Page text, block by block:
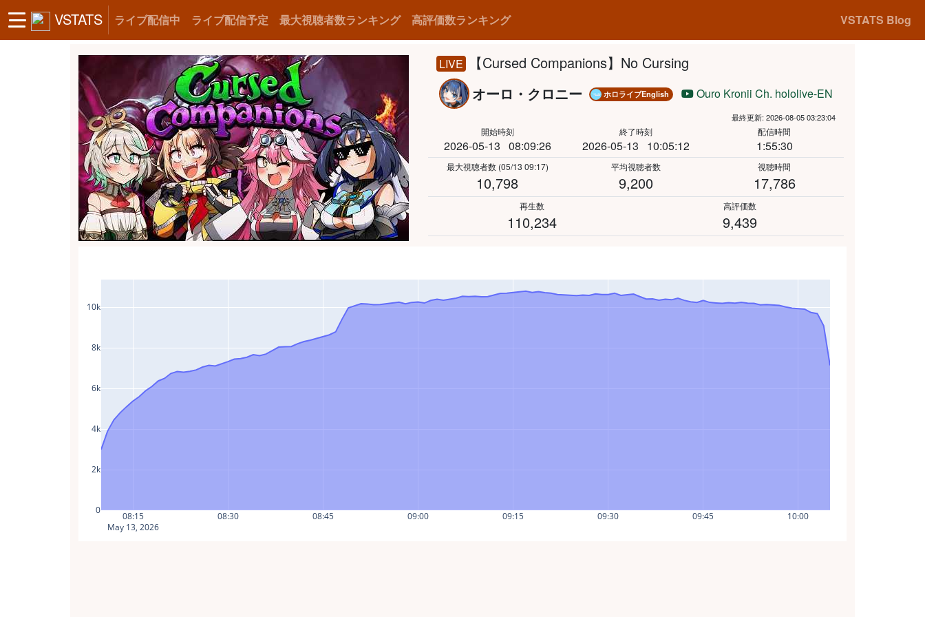
VSTATS ライブ配信中 ライブ配信予定 最大視聴者数ランキング 高評価数ランキング VSTATS Blog
LIVE
【Cursed Companions】No Cursing
オーロ・クロニー
ホロライブEnglish Ouro Kronii Ch. hololive-EN
最終更新: 2026-08-05 03:23:04
開始時刻
2026-05-13 08:09:26
終了時刻
2026-05-13 10:05:12
配信時間
1:55:30
最大視聴者数 (05/13 09:17)
10,798
平均視聴者数
9,200
視聴時間
17,786
再生数
110,234
高評価数
9,439
08:15
May 13, 2026
08:30 08:45 09:00 09:15 09:30 09:45 10:00
0
2k
4k
6k
8k
10k